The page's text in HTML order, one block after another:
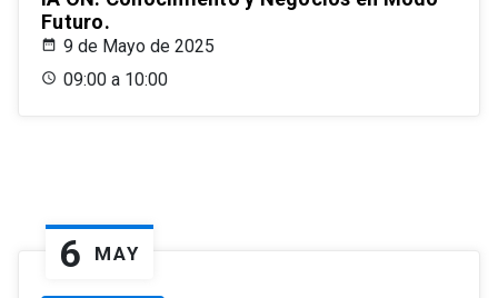
Futuro.
9 de Mayo de 2025
09:00 a 10:00
6 MAY